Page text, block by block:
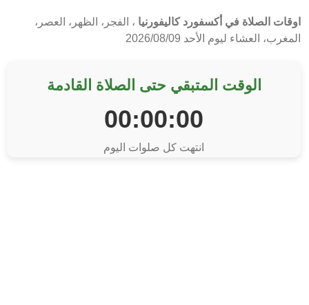
اوقات الصلاة في أكسفورد كاليفورنيا ، الفجر، الظهر، العصر،
المغرب، العشاء ليوم الأحد 2026/08/09
الوقت المتبقي حتى الصلاة القادمة
00:00:00
انتهت كل صلوات اليوم